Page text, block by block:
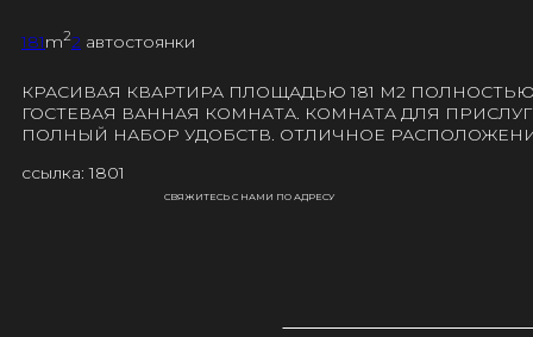
181m22 автостоянки
КРАСИВАЯ КВАРТИРА ПЛОЩАДЬЮ 181 М2
ГОСТЕВАЯ ВАННАЯ КОМНАТА. КОМНАТА ДЛЯ
ПОЛНЫЙ НАБОР УДОБСТВ. ОТЛИЧНОЕ
ссылка: 1801
СВЯЖИТЕСЬ С НАМИ ПО АДРЕСУ